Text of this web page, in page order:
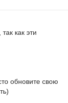
как эти
обновите свою